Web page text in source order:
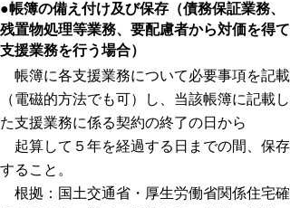
●帳簿の備え付け及び保存（債務保証業務、
残置物処理等業務、要配慮者から対価を得て
支援業務を行う場合）
帳簿に各支援業務について必要事項を記載
（電磁的方法でも可）し、当該帳簿に記載し
た支援業務に係る契約の終了の日から
起算して５年を経過する日までの間、保存
すること。
根拠：国土交通省・厚生労働省関係住宅確